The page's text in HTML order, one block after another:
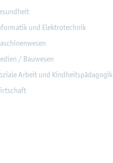
und Elek­tro­tech­nik
/ Bau­we­sen
Ar­beit und Kind­heits­päd­ago­gik